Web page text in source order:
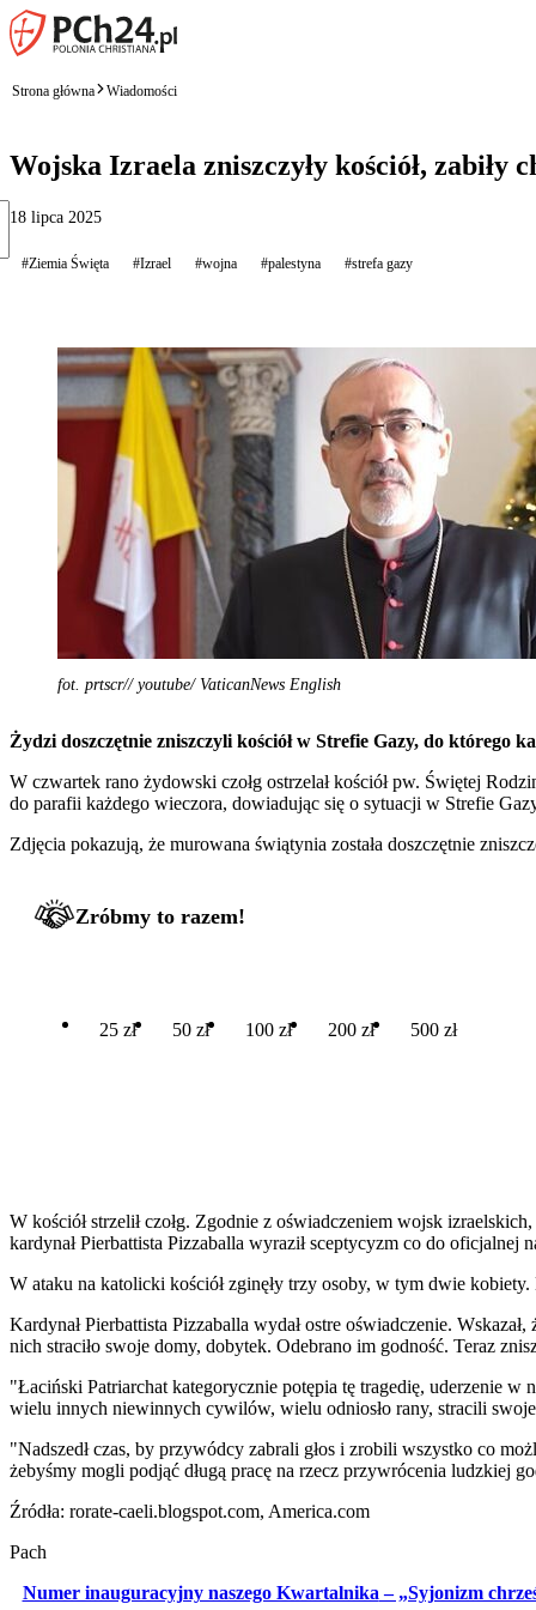
Strona główna Wiadomości
Wojska Izraela zniszczyły kościół,
18 lipca 2025
#Ziemia Święta #Izrael #wojna #palestyna #strefa gazy
fot. prtscr// youtube/ VaticanNews English
Żydzi doszczętnie zniszczyli kościół w Strefie Gazy, do którego
W czwartek rano żydowski czołg ostrzelał kościół pw. Świętej
do parafii każdego wieczora, dowiadując się o sytuacji w Strefie
Zdjęcia pokazują, że murowana świątynia została doszczętnie
Zróbmy to razem!
25 zł 50 zł 100 zł 200 zł 500 zł
W kościół strzelił czołg. Zgodnie z oświadczeniem wojsk
kardynał Pierbattista Pizzaballa wyraził sceptycyzm co do
W ataku na katolicki kościół zginęły trzy osoby, w tym dwie
Kardynał Pierbattista Pizzaballa wydał ostre oświadczenie.
nich straciło swoje domy, dobytek. Odebrano im godność. Teraz
"Łaciński Patriarchat kategorycznie potępia tę tragedię, uderzenie
wielu innych niewinnych cywilów, wielu odniosło rany, stracili
"Nadszedł czas, by przywódcy zabrali głos i zrobili wszystko co
żebyśmy mogli podjąć długą pracę na rzecz przywrócenia ludzkiej
Źródła: rorate-caeli.blogspot.com, America.com
Pach
Numer inauguracyjny naszego Kwartalnika – „Syjonizm